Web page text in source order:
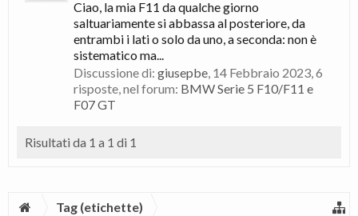
Ciao, la mia F11 da qualche giorno
saltuariamente si abbassa al posteriore, da
entrambi i lati o solo da uno, a seconda: non è
sistematico ma...
Discussione di: giusepbe, 14 Febbraio 2023, 6
risposte, nel forum: BMW Serie 5 F10/F11 e
F07 GT
Risultati da 1 a 1 di 1
Tag (etichette)